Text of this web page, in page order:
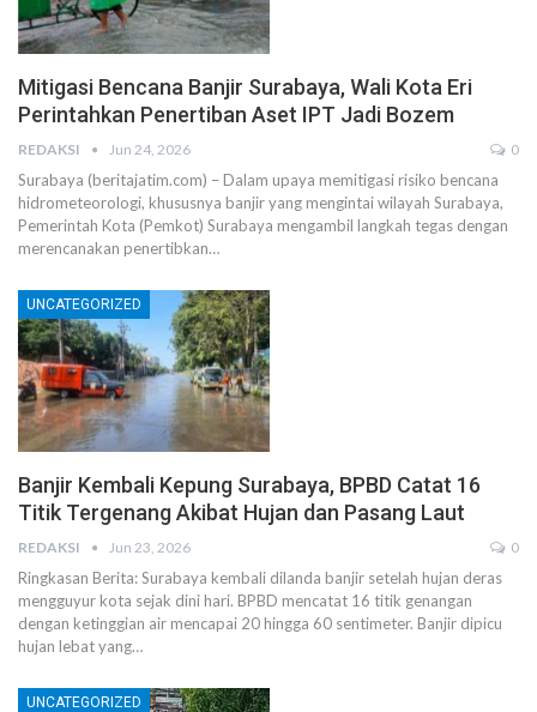
Mitigasi Bencana Banjir Surabaya, Wali Kota Eri
Perintahkan Penertiban Aset IPT Jadi Bozem
REDAKSI Jun 24, 2026 0
Surabaya (beritajatim.com) – ​Dalam upaya memitigasi risiko bencana
hidrometeorologi, khususnya banjir yang mengintai wilayah Surabaya,
Pemerintah Kota (Pemkot) Surabaya mengambil langkah tegas dengan
merencanakan penertibkan…
UNCATEGORIZED
Banjir Kembali Kepung Surabaya, BPBD Catat 16
Titik Tergenang Akibat Hujan dan Pasang Laut
REDAKSI Jun 23, 2026 0
Ringkasan Berita: Surabaya kembali dilanda banjir setelah hujan deras
mengguyur kota sejak dini hari. BPBD mencatat 16 titik genangan
dengan ketinggian air mencapai 20 hingga 60 sentimeter. Banjir dipicu
hujan lebat yang…
UNCATEGORIZED